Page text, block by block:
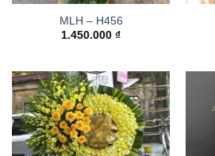
MLH – H456
1.450.000 ₫